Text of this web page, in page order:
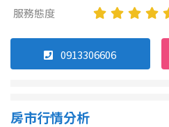
服務態度
0913306606
房市行情分析